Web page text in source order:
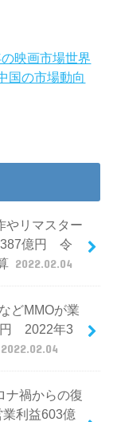
映画市場世界
国の市場動向
やリマスター
387億円 令
2022.02.04
どMMOが業
円 2022年3
2022.02.04
ナ禍からの復
利益603億